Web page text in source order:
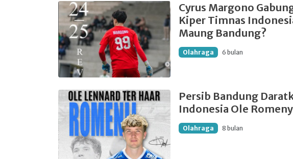
Cyrus Margono
Kiper Timnas
Maung Bandung?
Olahraga 6 bulan
Persib Bandung
Indonesia Ole
Olahraga 8 bulan